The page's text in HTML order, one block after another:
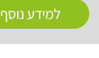
למידע נוסף